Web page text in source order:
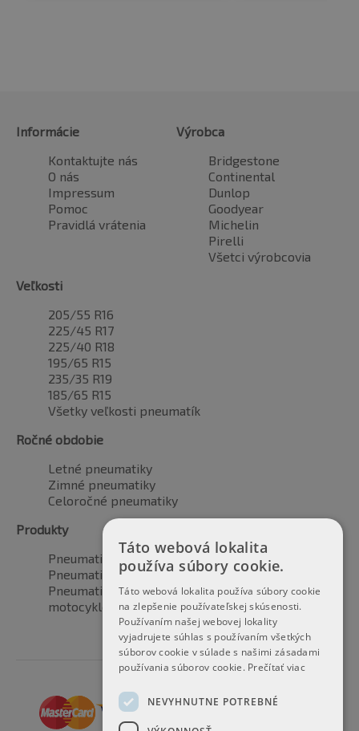
Informácie
Kontaktujte nás
O nás
Impressum
Pomoc
Pravidlá vrátenia
Výrobca
Bridgestone
Continental
Dunlop
Goodyear
Michelin
Pirelli
Všetci výrobcovia
Veľkosti
205/55 R16
225/45 R17
225/40 R18
195/65 R15
235/35 R19
185/65 R15
Všetky veľkosti pneumatík
Ročné obdobie
Letné pneumatiky
Zimné pneumatiky
Celoročné pneumatiky
Produkty
Pneumatiky pre automobily
Pneumatiky pre SUV / 4x4
Pneumatiky pre dodávku
motocyklové pneumatiky
Táto webová lokalita
používa súbory cookie.
Táto webová lokalita používa súbory cookie
na zlepšenie používateľskej skúsenosti.
Používaním našej webovej lokality
vyjadrujete súhlas s používaním všetkých
súborov cookie v súlade s našimi zásadami
používania súborov cookie. Prečítať viac
NEVYHNUTNE POTREBNÉ